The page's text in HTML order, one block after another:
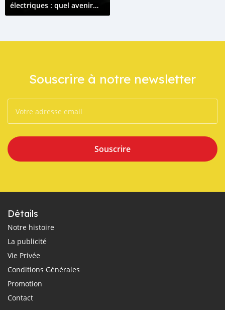
électriques : quel avenir
pour une conduit
Souscrire à notre newsletter
Souscrire
Détails
Notre histoire
La publicité
Vie Privée
Conditions Générales
Promotion
Contact